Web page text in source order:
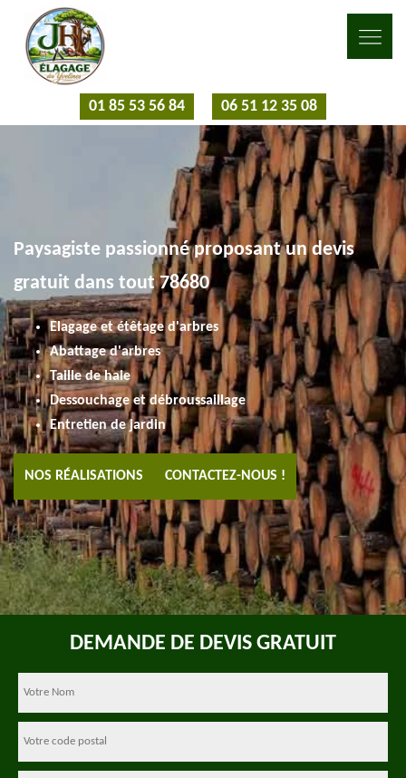
01 85 53 56 84 06 51 12 35 08
Paysagiste passionné proposant un devis
gratuit dans tout 78680
Elagage et étêtage d'arbres
Abattage d'arbres
Taille de haie
Dessouchage et débroussaillage
Entretien de jardin
NOS RÉALISATIONS CONTACTEZ-NOUS !
DEMANDE DE DEVIS GRATUIT